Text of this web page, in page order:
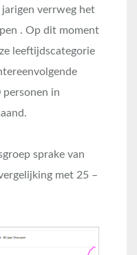
verrweg het
. Op dit moment
leeftijdscategorie
personen in
sprake van
met 25 –